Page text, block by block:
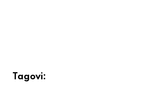
Tagovi: